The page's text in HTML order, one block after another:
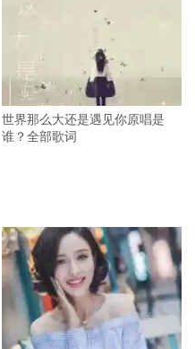
世界那么大还是遇见你原唱是
谁？全部歌词